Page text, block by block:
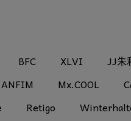
BFC XLVI
JJ朱
ANFIM
Mx.COOL
Retigo